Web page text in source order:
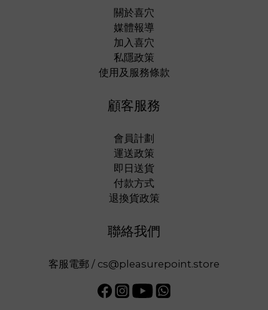
關於喜穴
媒體報導
加入喜穴
私隱政策
使用及服務條款
顧客服務
會員計劃
運送政策
即日送貨
付款方式
退換貨政策
聯絡我們
客服電郵 / cs@pleasurepoint.store